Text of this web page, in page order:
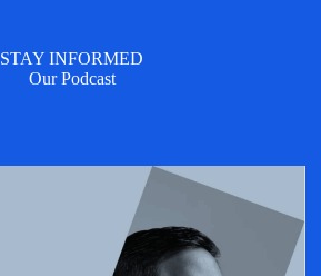
STAY INFORMED
Our Podcast